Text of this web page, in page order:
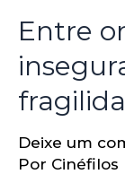
Entre
Deixe um
Por Cinéfilos